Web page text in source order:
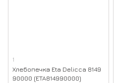
1
Хлебопечка Eta Delicca 8149
90000 (ETA814990000)